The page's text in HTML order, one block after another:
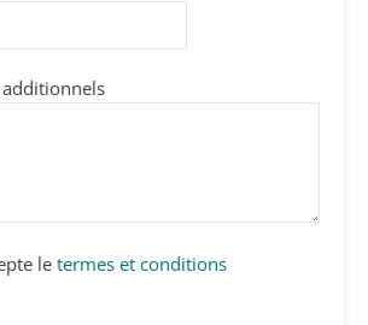
letermes et conditions